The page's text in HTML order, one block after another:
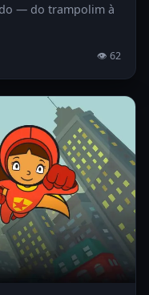
— do trampolim à
👁 62